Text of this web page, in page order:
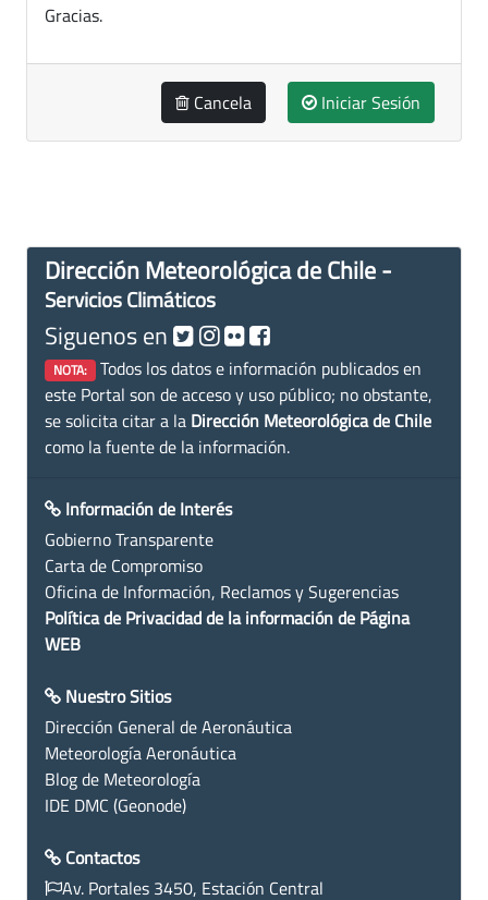
Gracias.
Cancela Iniciar Sesión
Dirección Meteorológica de Chile -
Servicios Climáticos
Siguenos en
NOTA: Todos los datos e información publicados en
este Portal son de acceso y uso público; no obstante,
se solicita citar a la Dirección Meteorológica de Chile
como la fuente de la información.
Información de Interés
Gobierno Transparente
Carta de Compromiso
Oficina de Información, Reclamos y Sugerencias
Política de Privacidad de la información de Página
WEB
Nuestro Sitios
Dirección General de Aeronáutica
Meteorología Aeronáutica
Blog de Meteorología
IDE DMC (Geonode)
Contactos
Av. Portales 3450, Estación Central